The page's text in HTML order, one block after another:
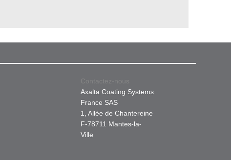
Contactez-nous
Axalta Coating Systems
France SAS
1, Allée de Chantereine
F-78711 Mantes-la-
Ville